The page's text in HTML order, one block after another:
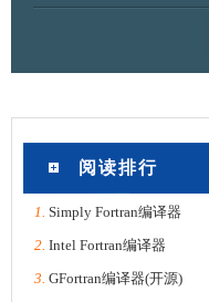
阅读排行
1. Simply Fortran编译器
2. Intel Fortran编译器
3. GFortran编译器(开源)